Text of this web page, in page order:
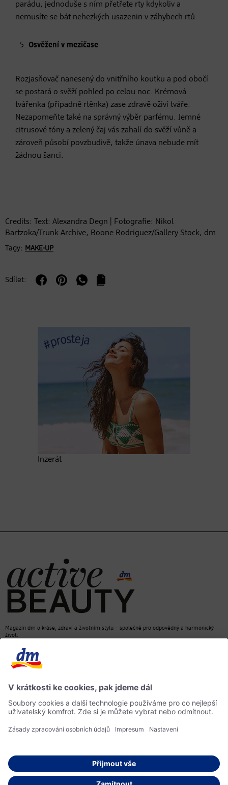
parádu, jednoduše s ním přetřete rty kdykoliv a
nemusíte se bát nehezkých usazenin v záhybech rtů.
Osvěžení v mezičase
Rozjasňovač nanesený do vnitřního koutku a pod obočí
se postará o svěží pohled po celou noc. Krémová
tvářenka (případně rtěnka) zase zdravě oživí tváře.
Nezapomeňte také na správný výběr parfému. Jemné
citrusové tóny a zelený čaj vás zahalí do svěží vůně a
zároveň působí povzbudivě, takže únava nebude mít
žádnou šanci.
Credits: Text: Alexandra Degn | Fotografie: Nikol
Bartzoka/Trunk Archive, Boone Rodriguez/Gallery Stock, dm
Tagy: MAKE-UP
Sdílet:
Inzerát
Magazín dm o kráse, zdraví a životním stylu – společně pro odpovědný a harmonický
život.
Ochrana osobních údajů
Informace o přístupnosti
© 2026 dm drogerie markt s.r.o.